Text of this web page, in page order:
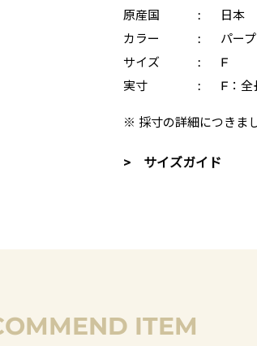
原産国
:
日本
カラー
:
パー
サイズ
:
F
実寸
: F：全
※ 採寸の詳細につきま
> サイズガイド
ITEM